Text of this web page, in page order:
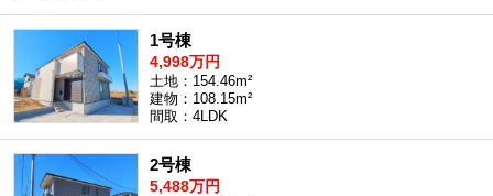
1号棟
4,998万円
土地：154.46m²
建物：108.15m²
間取：4LDK
2号棟
5,488万円